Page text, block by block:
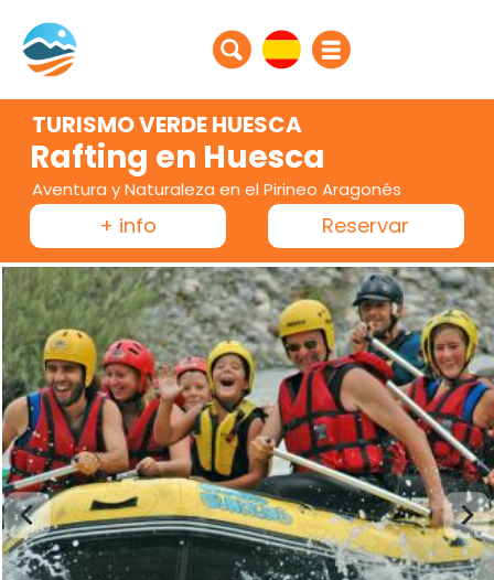
TURISMO VERDE HUESCA
Rafting en Huesca
Aventura y Naturaleza en el Pirineo Aragonés
+ info Reservar